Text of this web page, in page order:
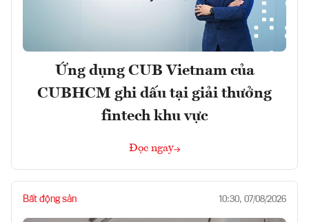
Ứng dụng CUB Vietnam của
CUBHCM ghi dấu tại giải thưởng
fintech khu vực
Đọc ngay
Bất động sản 10:30, 07/08/2026